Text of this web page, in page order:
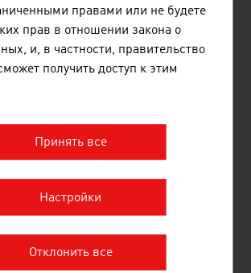
EQUIPMENT GMBH
GMBH
правами или не будете
прав в отношении закона о
и, в частности, правительство
получить доступ к этим
Принять все
Настройки
Отклонить все